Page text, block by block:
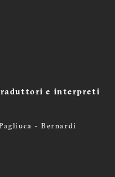
e interpreti
- Bernardi